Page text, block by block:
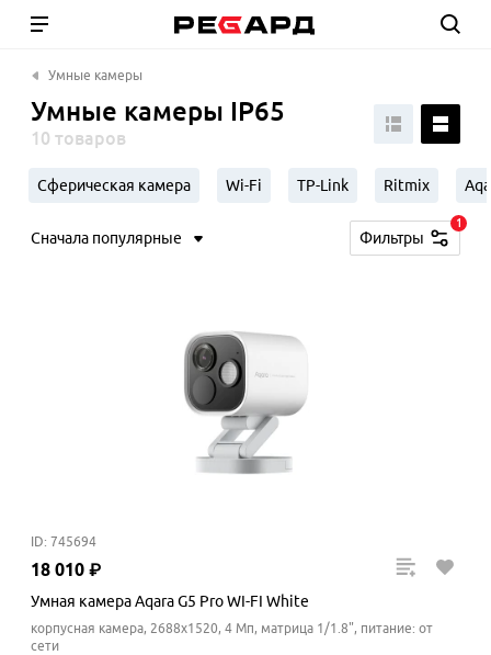
Умные камеры
Умные камеры IP65
10 товаров
Сферическая камера Wi-Fi TP-Link Ritmix
Сначала популярные Фильтры
1
ID: 745694
18 010 ₽
Умная камера Aqara G5 Pro WI-FI White
корпусная камера, 2688x1520, 4 Мп, матрица 1/1.8", питание: от
сети